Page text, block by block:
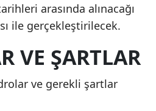
arasında alınacağı
ile gerçekleştirilecek.
VE ŞARTLAR
ve gerekli şartlar